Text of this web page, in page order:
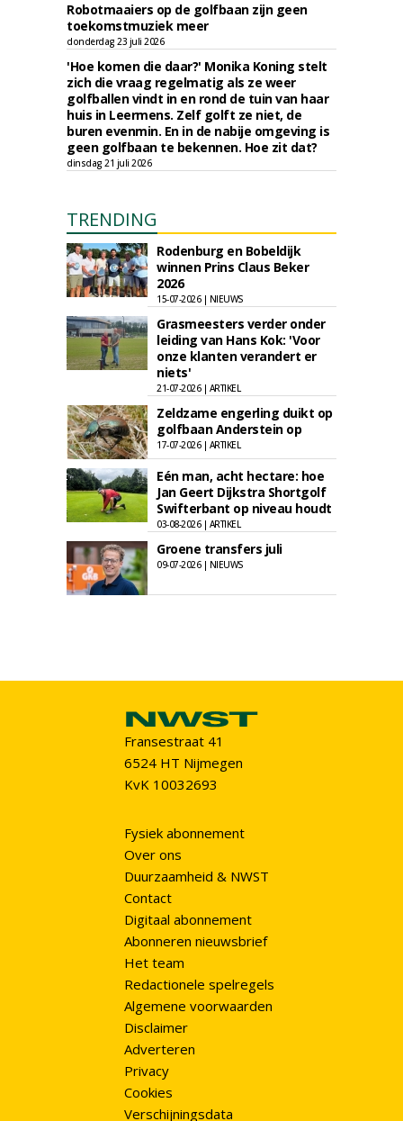
Robotmaaiers op de golfbaan zijn geen
toekomstmuziek meer
donderdag 23 juli 2026
'Hoe komen die daar?' Monika Koning stelt
zich die vraag regelmatig als ze weer
golfballen vindt in en rond de tuin van haar
huis in Leermens. Zelf golft ze niet, de
buren evenmin. En in de nabije omgeving is
geen golfbaan te bekennen. Hoe zit dat?
dinsdag 21 juli 2026
TRENDING
Rodenburg en Bobeldijk
winnen Prins Claus Beker
2026
15-07-2026 | NIEUWS
Grasmeesters verder onder
leiding van Hans Kok: 'Voor
onze klanten verandert er
niets'
21-07-2026 | ARTIKEL
Zeldzame engerling duikt op
golfbaan Anderstein op
17-07-2026 | ARTIKEL
Eén man, acht hectare: hoe
Jan Geert Dijkstra Shortgolf
Swifterbant op niveau houdt
03-08-2026 | ARTIKEL
Groene transfers juli
09-07-2026 | NIEUWS
Fransestraat 41
6524 HT Nijmegen
KvK 10032693
Fysiek abonnement
Over ons
Duurzaamheid & NWST
Contact
Digitaal abonnement
Abonneren nieuwsbrief
Het team
Redactionele spelregels
Algemene voorwaarden
Disclaimer
Adverteren
Privacy
Cookies
Verschijningsdata